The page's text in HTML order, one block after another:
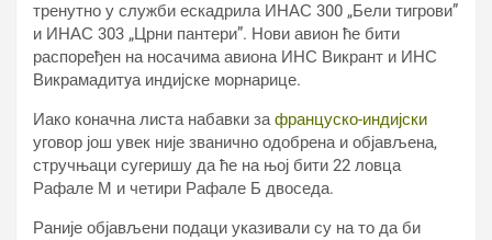
тренутно у служби ескадрила ИНАС 300 „Бели тигрови”
и ИНАС 303 „Црни пантери”. Нови авион ће бити
распоређен на носачима авиона ИНС Викрант и ИНС
Викрамадитyа индијске морнарице.
Иако коначна листа набавки зафранцуско-индијски
уговор још увек није званично одобрена и објављена,
стручњаци сугеришу да ће на њој бити 22 ловца
Рафале М и четири Рафале Б двоседа.
Раније објављени подаци указивали су на то да би